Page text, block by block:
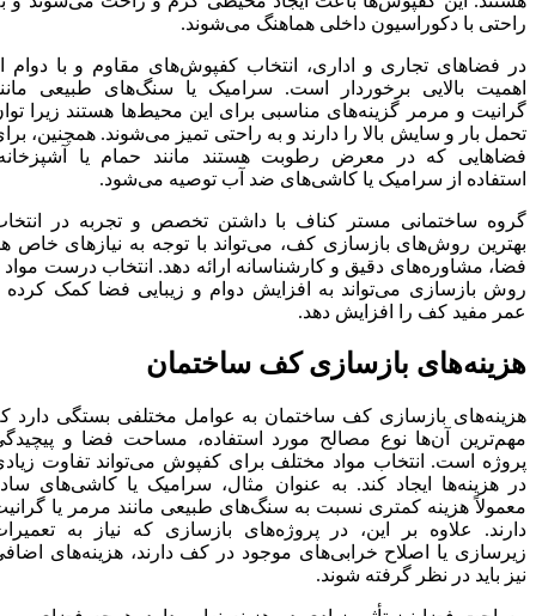
راحتی با دکوراسیون داخلی هماهنگ می‌شوند.
در فضاهای تجاری و اداری، انتخاب کفپوش‌های مقاوم و با دوام از
اهمیت بالایی برخوردار است. سرامیک یا سنگ‌های طبیعی مانند
گرانیت و مرمر گزینه‌های مناسبی برای این محیط‌ها هستند زیرا توان
تحمل بار و سایش بالا را دارند و به راحتی تمیز می‌شوند. همچنین، برای
فضاهایی که در معرض رطوبت هستند مانند حمام یا آشپزخانه،
استفاده از سرامیک یا کاشی‌های ضد آب توصیه می‌شود.
گروه ساختمانی مستر کناف با داشتن تخصص و تجربه در انتخاب
بهترین روش‌های بازسازی کف، می‌تواند با توجه به نیازهای خاص هر
فضا، مشاوره‌های دقیق و کارشناسانه ارائه دهد. انتخاب درست مواد و
روش بازسازی می‌تواند به افزایش دوام و زیبایی فضا کمک کرده و
عمر مفید کف را افزایش دهد.
هزینه‌های بازسازی کف ساختمان
هزینه‌های بازسازی کف ساختمان به عوامل مختلفی بستگی دارد که
مهم‌ترین آن‌ها نوع مصالح مورد استفاده، مساحت فضا و پیچیدگی
پروژه است. انتخاب مواد مختلف برای کفپوش می‌تواند تفاوت زیادی
در هزینه‌ها ایجاد کند. به عنوان مثال، سرامیک یا کاشی‌های ساده
معمولاً هزینه کمتری نسبت به سنگ‌های طبیعی مانند مرمر یا گرانیت
دارند. علاوه بر این، در پروژه‌های بازسازی که نیاز به تعمیرات
زیرسازی یا اصلاح خرابی‌های موجود در کف دارند، هزینه‌های اضافی
نیز باید در نظر گرفته شوند.